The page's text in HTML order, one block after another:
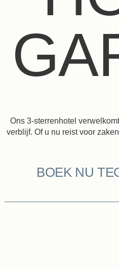
Ons 3-sterrenhotel
verblijf. Of u nu reist voor
BOEK NU